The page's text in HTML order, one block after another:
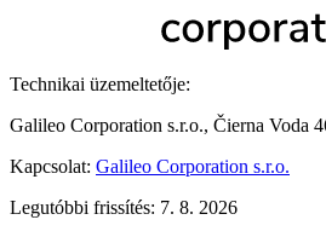
Technikai üzemeltetője:
Galileo Corporation s.r.o., Čierna Voda
Kapcsolat: Galileo Corporation s.r.o.
Legutóbbi frissítés: 7. 8. 2026